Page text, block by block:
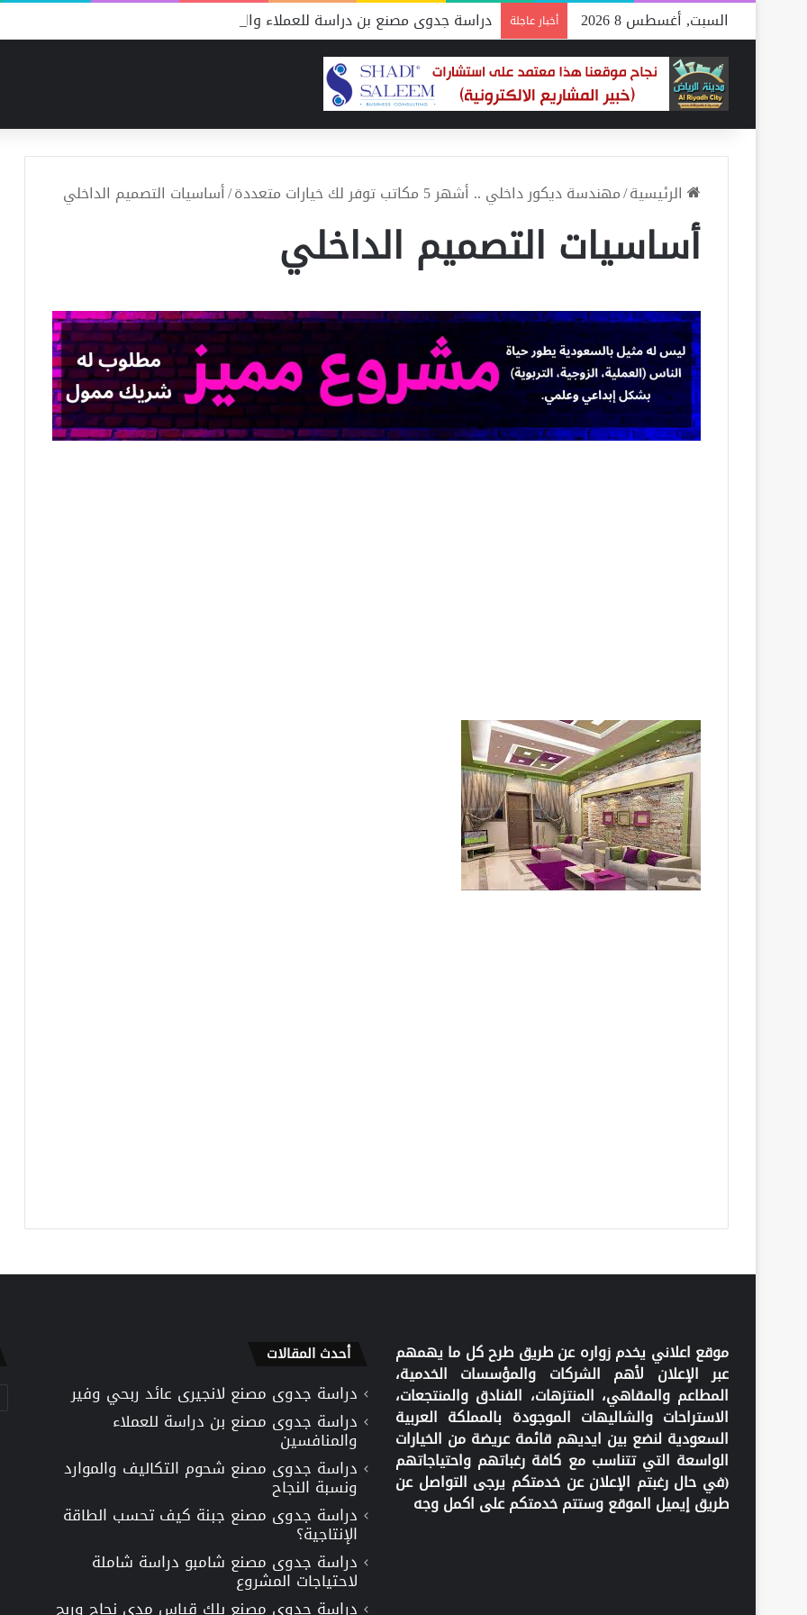
السبت, أغسطس 8 2026 أخبار عاجلة دراسة جدوى مصنع بن دراسة للعملاء والمنافسين
الرئيسية/مهندسة ديكور داخلي .. أشهر 5 مكاتب توفر لك خيارات متعددة /أساسيات التصميم الداخلي
أساسيات التصميم الداخلي
موقع اعلاني يخدم زواره عن طريق طرح كل ما يهمهم
عبر الإعلان لأهم الشركات والمؤسسات الخدمية،
المطاعم والمقاهي، المنتزهات، الفنادق والمنتجعات،
الاستراحات والشاليهات الموجودة بالمملكة العربية
السعودية لنضع بين ايديهم قائمة عريضة من الخيارات
الواسعة التي تتناسب مع كافة رغباتهم واحتياجاتهم
(في حال رغبتم الإعلان عن خدمتكم يرجى التواصل عن
طريق إيميل الموقع وستتم خدمتكم على اكمل وجه
أحدث المقالات
دراسة جدوى مصنع لانجيرى عائد ربحي وفير
دراسة جدوى مصنع بن دراسة للعملاء
والمنافسين
دراسة جدوى مصنع شحوم التكاليف والموارد
ونسبة النجاح
دراسة جدوى مصنع جبنة كيف تحسب الطاقة
الإنتاجية؟
دراسة جدوى مصنع شامبو دراسة شاملة
لاحتياجات المشروع
دراسة جدوى مصنع بلك قياس مدى نجاح وربح